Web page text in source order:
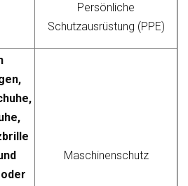
Persönliche
Schutzausrüstung (PPE)
Maschinenschutz